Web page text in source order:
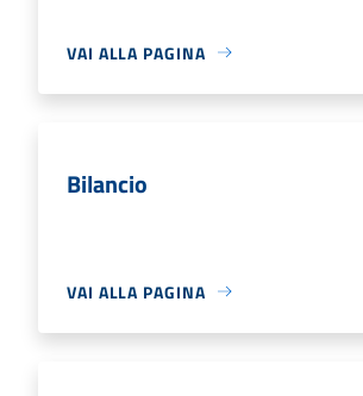
VAI ALLA PAGINA
Bilancio
VAI ALLA PAGINA